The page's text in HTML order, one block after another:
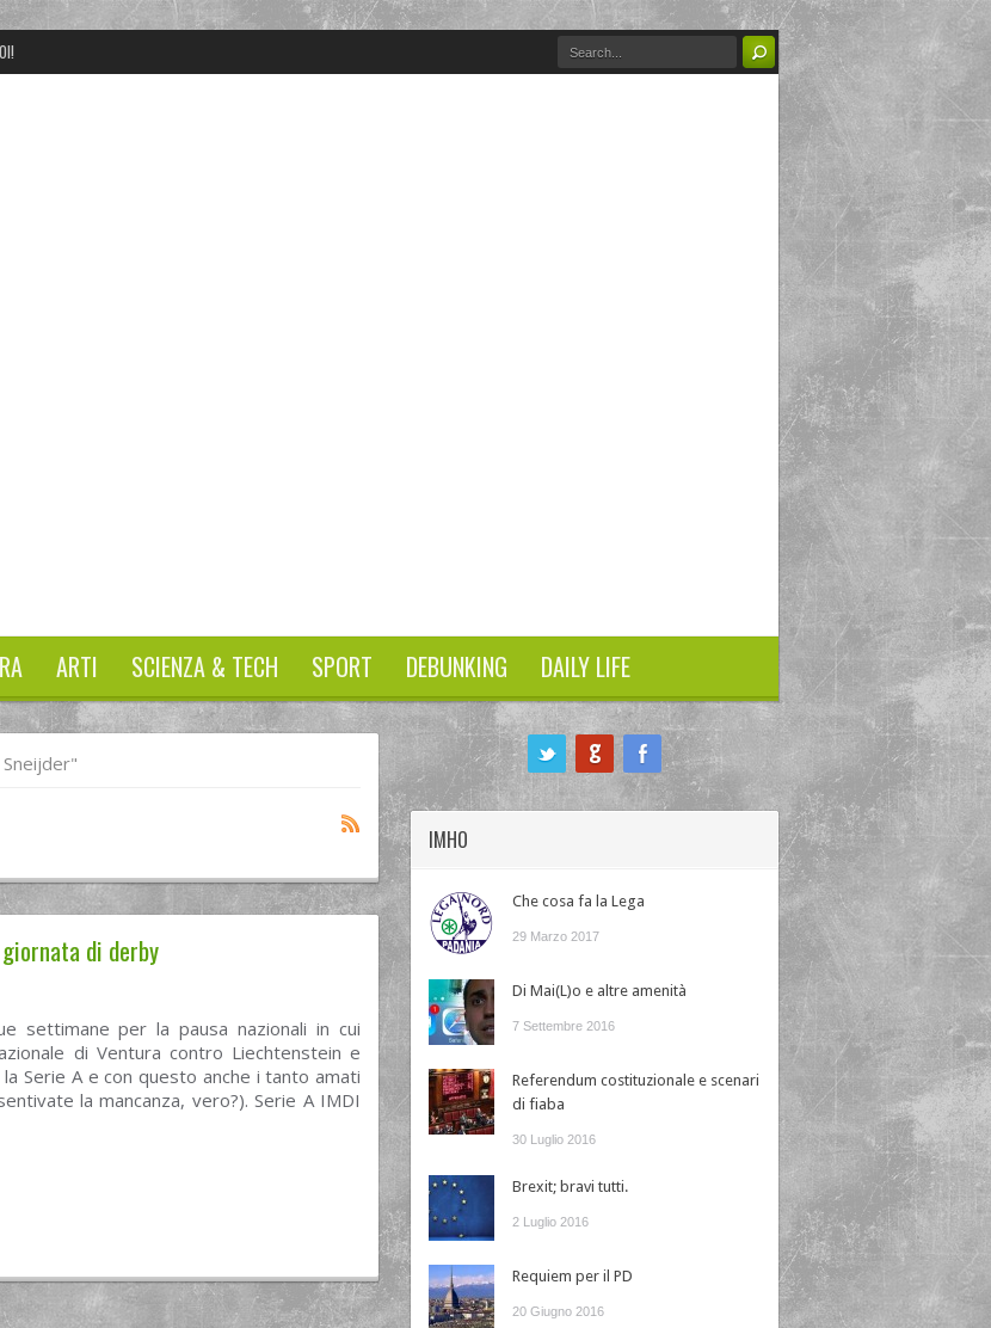
ARTI SCIENZA & TECH SPORT DEBUNKING DAILY LIFE
di derby
settimane per la pausa nazionali in cui
di Ventura contro Liechtenstein e
Serie A e con questo anche i tanto amati
la mancanza, vero?). Serie A IMDI
IMHO
Che cosa fa la Lega
29 Marzo 2017
Di Mai(L)o e altre amenità
7 Settembre 2016
Referendum costituzionale e scenari
di fiaba
30 Luglio 2016
Brexit; bravi tutti.
2 Luglio 2016
Requiem per il PD
20 Giugno 2016